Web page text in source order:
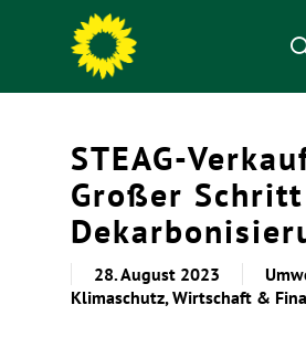
STEAG-
Großer
28. August 2023
Klimaschutz,Wirtschaft &